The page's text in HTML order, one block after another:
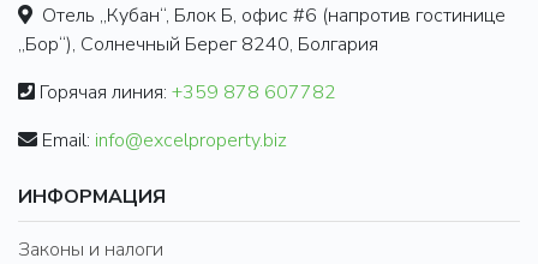
Отель „Кубан“, Блок Б, офис #6 (напротив гостинице
„Бор“), Солнечный Берег 8240, Болгария
Горячая линия: +359 878 607782
Email: info@excelproperty.biz
ИНФОРМАЦИЯ
Законы и налоги